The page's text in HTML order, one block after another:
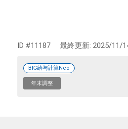
ID #11187 最終更新: 2025/11/
BIG給与計算Neo
年末調整